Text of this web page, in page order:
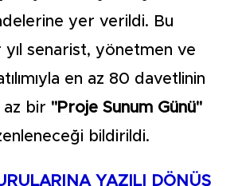
yer verildi. Bu
yıl senarist, yönetmen ve
en az 80 davetlinin
az bir "Proje Sunum Günü"
bildirildi.
YAZILI DÖNÜŞ